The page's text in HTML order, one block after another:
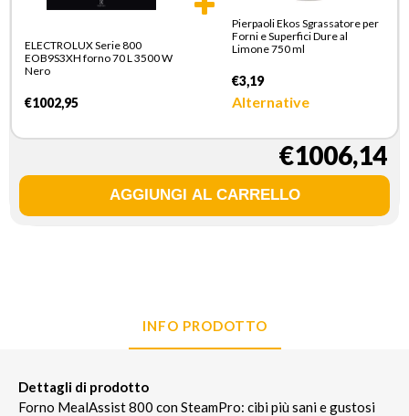
ELECTROLUX Serie 800
EOB9S3XH forno 70 L 3500 W
Nero
€1002,95
Pierpaoli Ekos Sgrassatore per
Forni e Superfici Dure al
Limone 750 ml
€3,19
Alternative
€1006,14
INFO PRODOTTO
Dettagli di prodotto
Forno MealAssist 800 con SteamPro: cibi più sani e gustosi